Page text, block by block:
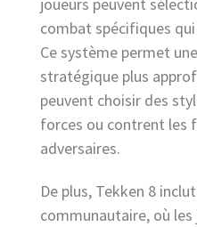
combat spécifiques
Ce système permet
stratégique plus
peuvent choisir des
forces ou contrent les
adversaires.
De plus, Tekken 8
communautaire, où